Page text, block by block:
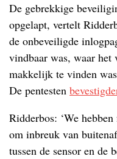
De gebrekkige
opgelapt, vertelt
de onbeveiligde
vindbaar was, waar het
makkelijk te vinden
De pentesten
Ridderbos: ‘We
om inbreuk van
tussen de sensor en de